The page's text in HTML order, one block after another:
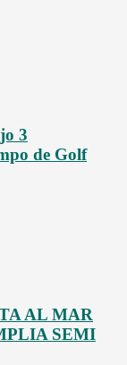
3
de Golf
AL MAR
SEMI